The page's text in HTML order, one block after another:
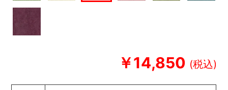
￥14,850